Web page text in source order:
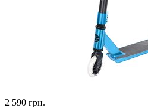
2 590 грн.